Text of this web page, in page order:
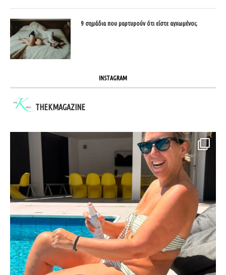
9 σημάδια που μαρτυρούν ότι είστε αγχωμένοι;
INSTAGRAM
THEKMAGAZINE